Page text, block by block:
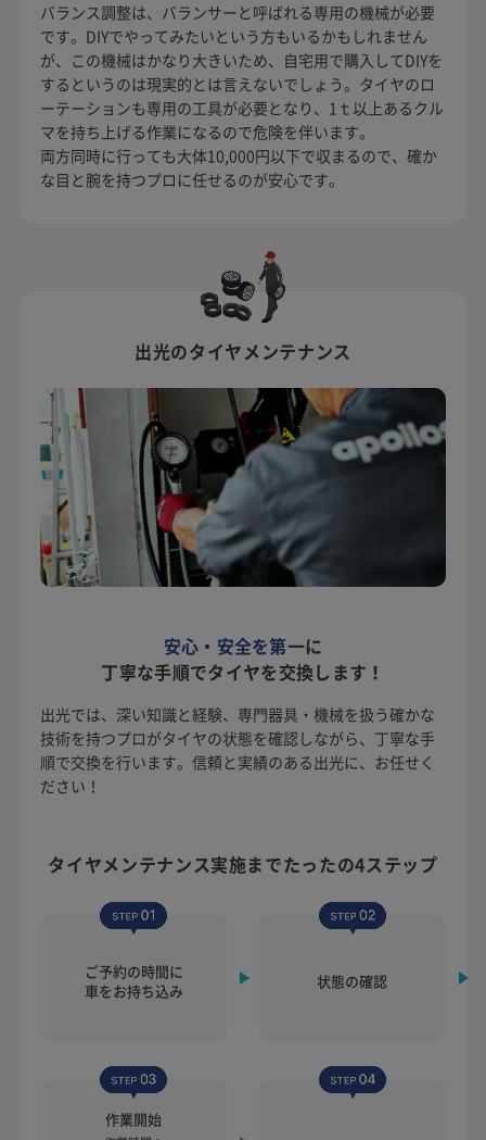
バランス調整は、バランサーと呼ばれる専用の機械が必要
です。DIYでやってみたいという方もいるかもしれません
が、この機械はかなり大きいため、自宅用で購入してDIYを
するというのは現実的とは言えないでしょう。タイヤのロ
ーテーションも専用の工具が必要となり、1ｔ以上あるクル
マを持ち上げる作業になるので危険を伴います。
両方同時に行っても大体10,000円以下で収まるので、確か
な目と腕を持つプロに任せるのが安心です。
出光のタイヤメンテナンス
安心・安全を第一に
丁寧な手順でタイヤを交換します！
出光では、深い知識と経験、専門器具・機械を扱う確かな
技術を持つプロがタイヤの状態を確認しながら、丁寧な手
順で交換を行います。信頼と実績のある出光に、お任せく
ださい！
タイヤメンテナンス実施までたったの4ステップ
ご予約の時間に
車をお持ち込み
状態の確認
作業開始